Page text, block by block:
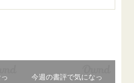
今週の書評で気になっ